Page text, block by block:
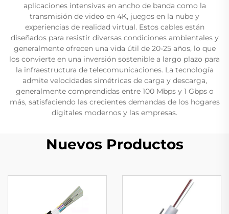
aplicaciones intensivas en ancho de banda como la
transmisión de video en 4K, juegos en la nube y
experiencias de realidad virtual. Estos cables están
diseñados para resistir diversas condiciones ambientales y
generalmente ofrecen una vida útil de 20-25 años, lo que
los convierte en una inversión sostenible a largo plazo para
la infraestructura de telecomunicaciones. La tecnología
admite velocidades simétricas de carga y descarga,
generalmente comprendidas entre 100 Mbps y 1 Gbps o
más, satisfaciendo las crecientes demandas de los hogares
digitales modernos y las empresas.
Nuevos Productos